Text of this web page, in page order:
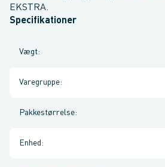
EKSTRA.
Specifikationer
Vægt:
Varegruppe:
Pakkestørrelse:
Enhed :